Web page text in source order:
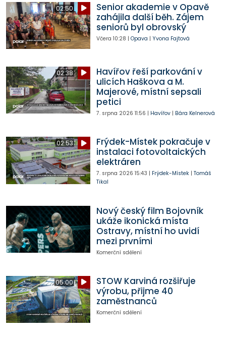
02:50
Senior akademie v Opavě
zahájila další běh. Zájem
seniorů byl obrovský
Včera 10:28 | Opava | Yvona Fajtová
02:38
Havířov řeší parkování v
ulicích Haškova a M.
Majerové, místní sepsali
petici
7. srpna 2026 11:56 | Havířov| Bára Kelnerová
02:53
Frýdek-Místek pokračuje v
instalaci fotovoltaických
elektráren
7. srpna 2026 15:43 | Frýdek-Místek| Tomáš
Tikal
Nový český film Bojovník
ukáže ikonická místa
Ostravy, místní ho uvidí
mezi prvními
Komerční sdělení
05:00
STOW Karviná rozšiřuje
výrobu, přijme 40
zaměstnanců
Komerční sdělení